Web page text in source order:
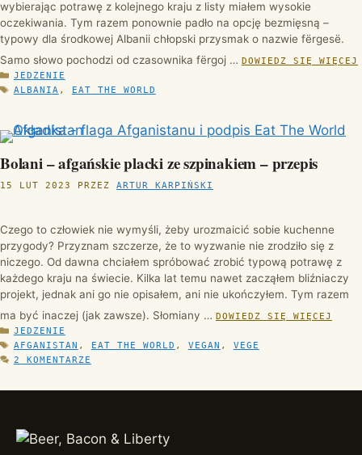
wybierając potrawę z kolejnego kraju z listy miałem wysokie
oczekiwania. Tym razem ponownie padło na opcję bezmięsną –
typowy dla środkowej Albanii chłopski przysmak o nazwie fërgesë.
Samo słowo pochodzi od czasownika fërgoj … DOWIEDZ SIĘ WIĘCEJ
KATEGORIE
JEDZENIE
TAGI
ALBANIA , EAT THE WORLD
Bolani – afgańskie placki ze szpinakiem – przepis
15 LUT 2023 PRZEZ ARTUR KARPIŃSKI
Czego to człowiek nie wymyśli, żeby urozmaicić sobie kuchenne
przygody? Przyznam szczerze, że to wyzwanie nie zrodziło się z
niczego. Od dawna chciałem spróbować zrobić typową potrawę z
każdego kraju na świecie. Kilka lat temu nawet zacząłem bliźniaczy
projekt, jednak ani go nie opisałem, ani nie ukończyłem. Tym razem
ma być inaczej (jak zawsze). Słomiany … DOWIEDZ SIĘ WIĘCEJ
KATEGORIE
JEDZENIE
TAGI
AFGANISTAN , EAT THE WORLD , VEGAN , VEGE
2 KOMENTARZE